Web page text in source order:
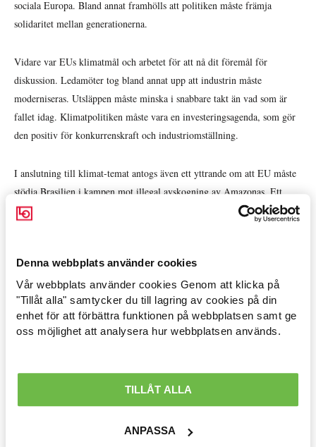
Denna webbplats använder cookies
Vår webbplats använder cookies Genom att klicka på
"Tillåt alla" samtycker du till lagring av cookies på din
enhet för att förbättra funktionen på webbplatsen samt ge
oss möjlighet att analysera hur webbplatsen används.
TILLÅT ALLA
ANPASSA
Arbetsmarknad »
Avtal löner & arbetsrätt »
Internationellt »
Välfärd »
sociala Europa. Bland annat framhölls att politiken måste främja
solidaritet mellan generationerna.
Vidare var EUs klimatmål och arbetet för att nå dit föremål för
diskussion. Ledamöter tog bland annat upp att industrin måste
moderniseras. Utsläppen måste minska i snabbare takt än vad som är
fallet idag. Klimatpolitiken måste vara en investeringsagenda, som gör
den positiv för konkurrenskraft och industriomställning.
I anslutning till klimat-temat antogs även ett yttrande om att EU måste
stödja Brasilien i kampen mot illegal avskogning av Amazonas. Ett
yttrande handlade om behovet av att jordbrukspolitiken utformas så att
Ett yttrande som tydligt visade att det finns motsatta uppfattningar inom
det organiserade civilsamhället handlar om krav på information till
konsumenter. Yttrandet, så som det blev utformat efter omröstning,
förordar krav på information som kan göra det möjligt för
konsumenterna att göra informerade val.
demokrati